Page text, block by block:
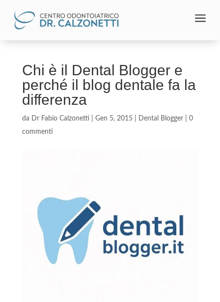
a
Chi è il Dental Blogger e
perché il blog dentale fa la
differenza
da Dr Fabio Calzonetti Gen 5, 2015| Dental Blogger| 0
commenti